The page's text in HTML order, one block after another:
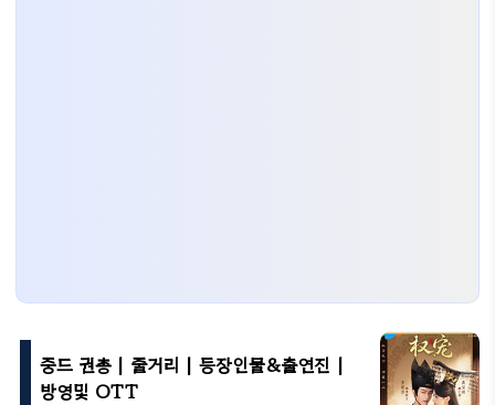
중드 권총 | 줄거리 | 등장인물&출연진 |
방영및 OTT